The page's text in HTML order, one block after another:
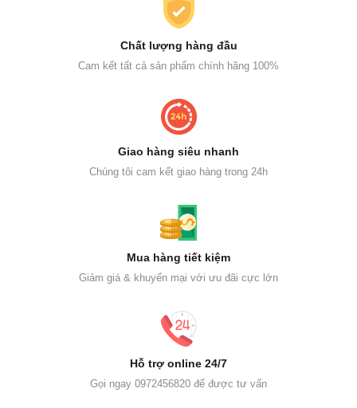
Chất lượng hàng đầu
Cam kết tất cả sản phẩm chính hãng 100%
Giao hàng siêu nhanh
Chúng tôi cam kết giao hàng trong 24h
Mua hàng tiết kiệm
Giảm giá & khuyến mại với ưu đãi cực lớn
Hỗ trợ online 24/7
Gọi ngay 0972456820 để được tư vấn